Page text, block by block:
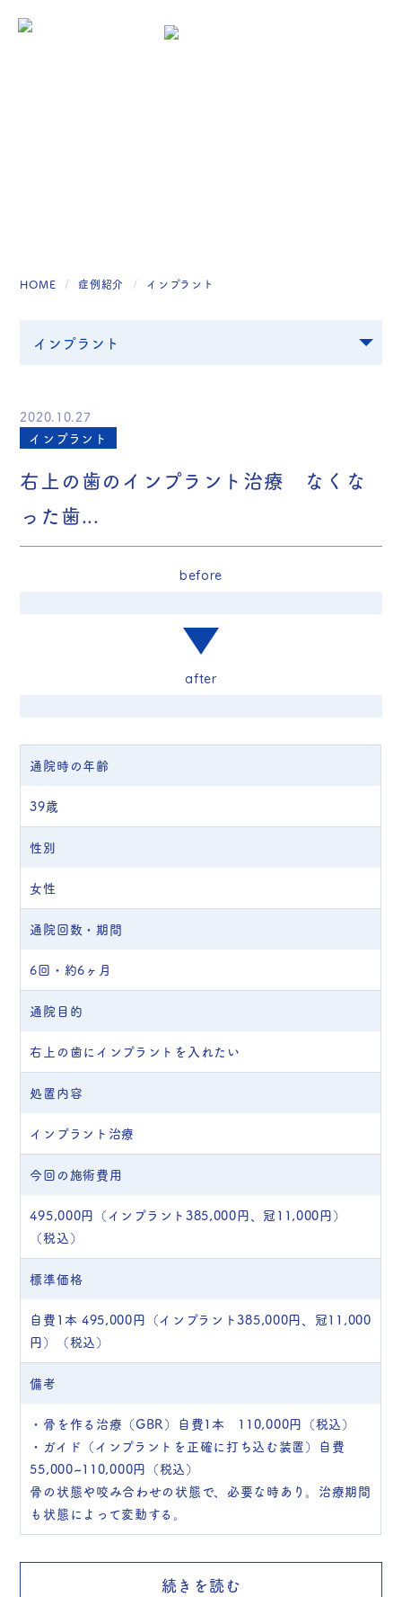
HOME 症例紹介 インプラント
2020.10.27
インプラント
右上の歯のインプラント治療 なくな
った歯...
before
after
通院時の年齢
39歳
性別
女性
通院回数・期間
6回・約6ヶ月
通院目的
右上の歯にインプラントを入れたい
処置内容
インプラント治療
今回の施術費用
495,000円（インプラント385,000円、冠11,000円）
（税込）
標準価格
自費1本 495,000円（インプラント385,000円、冠11,000
円）（税込）
備考
・骨を作る治療（GBR）自費1本 110,000円（税込）
・ガイド（インプラントを正確に打ち込む装置）自費
55,000~110,000円（税込）
骨の状態や咬み合わせの状態で、必要な時あり。治療期間
も状態によって変動する。
続きを読む